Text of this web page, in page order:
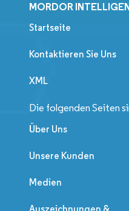
MORDOR
Startseite
Kontaktieren Sie Uns
XML
Die folgenden Seiten
Über Uns
Unsere Kunden
Medien